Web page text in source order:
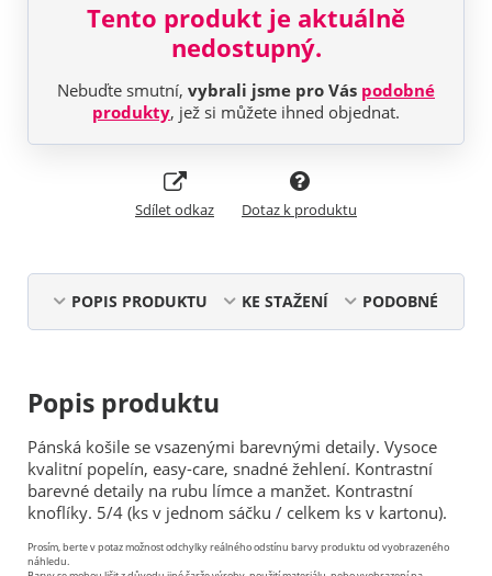
Tento produkt je aktuálně
nedostupný.
Nebuďte smutní, vybrali jsme pro Vás podobné
produkty, jež si můžete ihned objednat.
Sdílet odkaz Dotaz k produktu
POPIS PRODUKTU KE STAŽENÍ PODOBNÉ
Popis produktu
Pánská košile se vsazenými barevnými detaily. Vysoce
kvalitní popelín, easy-care, snadné žehlení. Kontrastní
barevné detaily na rubu límce a manžet. Kontrastní
knoflíky. 5/4 (ks v jednom sáčku / celkem ks v kartonu).
Prosím, berte v potaz možnost odchylky reálného odstínu barvy produktu od vyobrazeného
náhledu.